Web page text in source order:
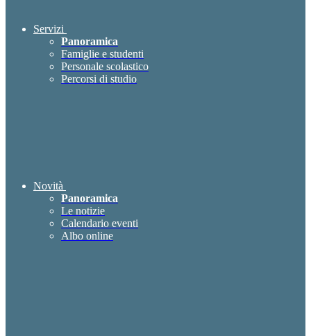
Servizi
Panoramica
Famiglie e studenti
Personale scolastico
Percorsi di studio
Novità
Panoramica
Le notizie
Calendario eventi
Albo online